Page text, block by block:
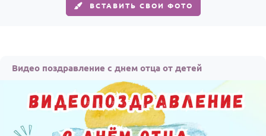
Все родственники
Пожелания
По годам
ВСТАВИТЬ СВОИ ФОТО
Видео поздравление с днем отца от детей